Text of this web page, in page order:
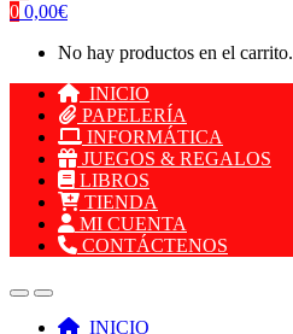
0 0,00€
No hay productos en el carrito.
INICIO
PAPELERÍA
INFORMÁTICA
JUEGOS & REGALOS
LIBROS
TIENDA
MI CUENTA
CONTÁCTENOS
INICIO